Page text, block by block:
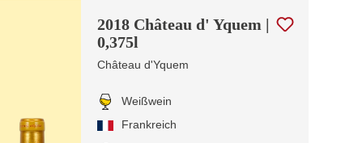
2018 Château d' Yquem |
0,375l
Château d'Yquem
Weißwein
Frankreich